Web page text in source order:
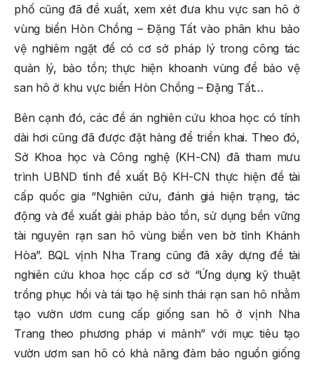
phố cũng đã đề xuất, xem xét đưa khu vực san hô ở
vùng biển Hòn Chồng – Đặng Tất vào phân khu bảo
vệ nghiêm ngặt để có cơ sở pháp lý trong công tác
quản lý, bảo tồn; thực hiện khoanh vùng để bảo vệ
san hô ở khu vực biển Hòn Chồng – Đặng Tất…
Bên cạnh đó, các đề án nghiên cứu khoa học có tính
dài hơi cũng đã được đặt hàng để triển khai. Theo đó,
Sở Khoa học và Công nghệ (KH-CN) đã tham mưu
trình UBND tỉnh đề xuất Bộ KH-CN thực hiện đề tài
cấp quốc gia “Nghiên cứu, đánh giá hiện trạng, tác
động và đề xuất giải pháp bảo tồn, sử dụng bền vững
tài nguyên rạn san hô vùng biển ven bờ tỉnh Khánh
Hòa”. BQL vịnh Nha Trang cũng đã xây dựng đề tài
nghiên cứu khoa học cấp cơ sở “Ứng dụng kỹ thuật
trồng phục hồi và tái tạo hệ sinh thái rạn san hô nhằm
tạo vườn ươm cung cấp giống san hô ở vịnh Nha
Trang theo phương pháp vi mảnh” với mục tiêu tạo
vườn ươm san hô có khả năng đảm bảo nguồn giống